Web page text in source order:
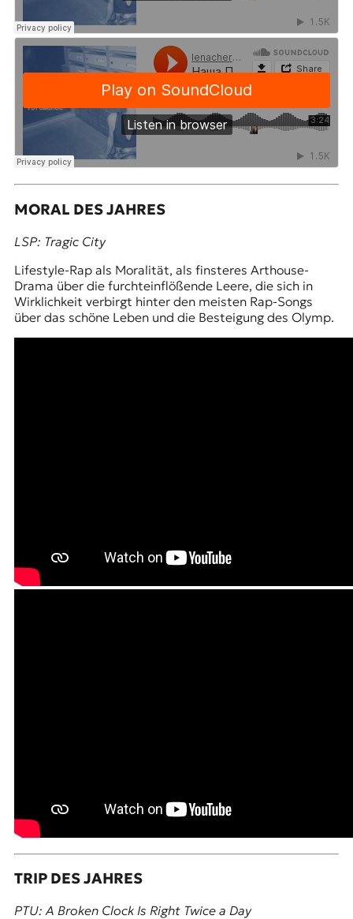
MORAL DES JAHRES
LSP: Tragic City
Lifestyle-Rap als Moralität, als finsteres Arthouse-
Drama über die furchteinflößende Leere, die sich in
Wirklichkeit verbirgt hinter den meisten Rap-Songs
über das schöne Leben und die Besteigung des Olymp.
TRIP DES JAHRES
PTU: A Broken Clock Is Right Twice a Day